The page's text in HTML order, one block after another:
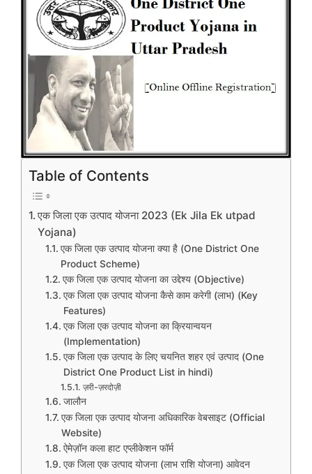
Table of Contents
एक जिला एक उत्पाद योजना 2023 (Ek Jila Ek utpad
Yojana)
एक जिला एक उत्पाद योजना क्या है (One District One
Product Scheme)
एक जिला एक उत्पाद योजना का उद्देश्य (Objective)
एक जिला एक उत्पाद योजना कैसे काम करेगी (लाभ) (Key
Features)
एक जिला एक उत्पाद योजना का क्रियान्वयन
(Implementation)
एक जिला एक उत्पाद के लिए चयनित शहर एवं उत्पाद (One
District One Product List in hindi)
ज़री-ज़रदोज़ी
जालौन
एक जिला एक उत्पाद योजना अधिकारिक वेबसाइट (Official
Website)
ऐमेज़ॉन कला हाट एप्लीकेशन फॉर्म
एक जिला एक उत्पाद योजना (लाभ राशि योजना) आवेदन